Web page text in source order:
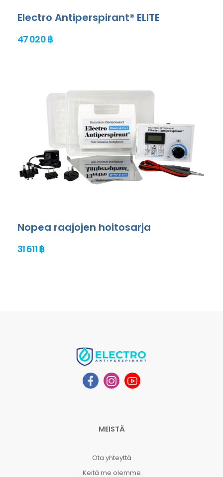
Electro Antiperspirant® ELITE
47 020 ฿
Nopea raajojen hoitosarja
31 611 ฿
MEISTÄ
Ota yhteyttä
Keitä me olemme